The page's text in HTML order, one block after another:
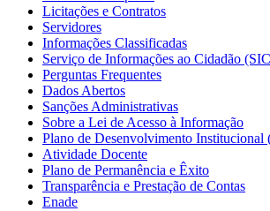
Licitações e Contratos
Servidores
Informações Classificadas
Serviço de Informações ao Cidadão
Perguntas Frequentes
Dados Abertos
Sanções Administrativas
Sobre a Lei de Acesso à Informação
Plano de Desenvolvimento Institucional
Atividade Docente
Plano de Permanência e Êxito
Transparência e Prestação de Contas
Enade